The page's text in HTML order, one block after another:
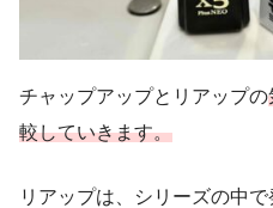
チャップアップとリアップの
較していきます。
リアップは、シリーズの中